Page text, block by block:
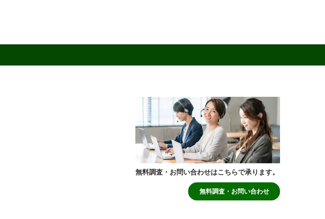
無料調査・お問い合わせはこちらで承ります。
無料調査・お問い合わせ